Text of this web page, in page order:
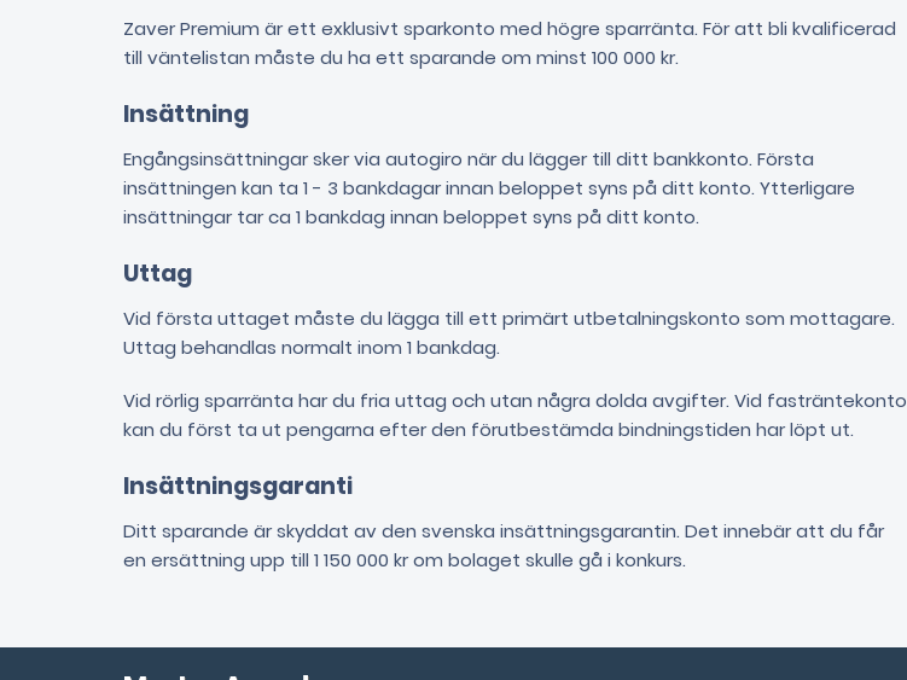
Zaver Premium är ett exklusivt sparkonto med högre sparränta. För att bli kvalificerad
till väntelistan måste du ha ett sparande om minst 100 000 kr.
Insättning
Engångsinsättningar sker via autogiro när du lägger till ditt bankkonto. Första
insättningen kan ta 1 - 3 bankdagar innan beloppet syns på ditt konto. Ytterligare
insättningar tar ca 1 bankdag innan beloppet syns på ditt konto.
Uttag
Vid första uttaget måste du lägga till ett primärt utbetalningskonto som mottagare.
Uttag behandlas normalt inom 1 bankdag.
Vid rörlig sparränta har du fria uttag och utan några dolda avgifter. Vid fasträntekonto
kan du först ta ut pengarna efter den förutbestämda bindningstiden har löpt ut.
Insättningsgaranti
Ditt sparande är skyddat av den svenska insättningsgarantin. Det innebär att du får
en ersättning upp till 1 150 000 kr om bolaget skulle gå i konkurs.